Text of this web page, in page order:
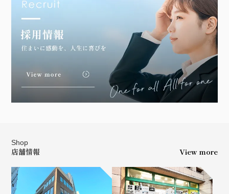
Shop
店舗情報 View more